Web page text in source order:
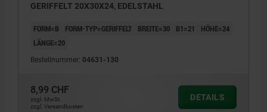
GERIFFELT 20X30X24, EDELSTAHL
FORM=B FORM-TYP=GERIFFELT BREITE=30 B1=21
HÖHE=24
LÄNGE=20
Bestellnummer: 04631-130
8,99 CHF
zzgl. MwSt.
zzgl. Versandkosten
DETAILS